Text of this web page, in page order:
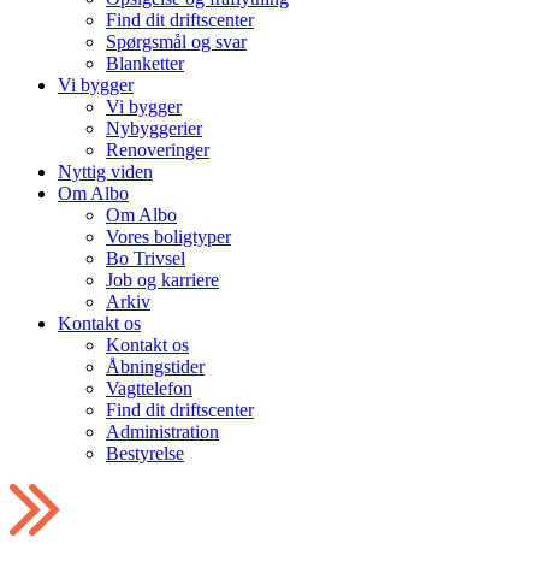
Find dit driftscenter
Spørgsmål og svar
Blanketter
Vi bygger
Vi bygger
Nybyggerier
Renoveringer
Nyttig viden
Om Albo
Om Albo
Vores boligtyper
Bo Trivsel
Job og karriere
Arkiv
Kontakt os
Kontakt os
Åbningstider
Vagttelefon
Find dit driftscenter
Administration
Bestyrelse